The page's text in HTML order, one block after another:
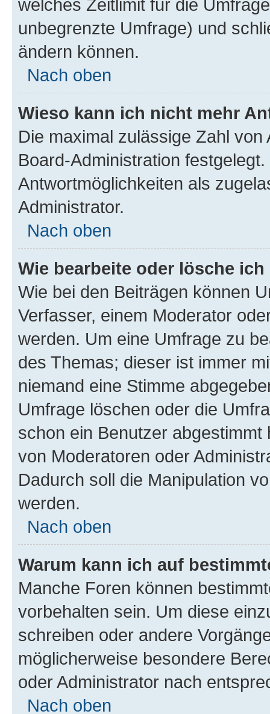
welches Zeitlimit für die
unbegrenzte Umfrage) und
ändern können.
Nach oben
Wieso kann ich nicht mehr
Die maximal zulässige Zahl
Board-Administration
Antwortmöglichkeiten als
Administrator.
Nach oben
Wie bearbeite oder lösche
Wie bei den Beiträgen können
Verfasser, einem Moderator
werden. Um eine Umfrage zu
des Themas; dieser ist immer
niemand eine Stimme
Umfrage löschen oder die
schon ein Benutzer
von Moderatoren oder
Dadurch soll die Manipulation
werden.
Nach oben
Warum kann ich auf
Manche Foren können
vorbehalten sein. Um diese
schreiben oder andere
möglicherweise besondere
oder Administrator nach
Nach oben